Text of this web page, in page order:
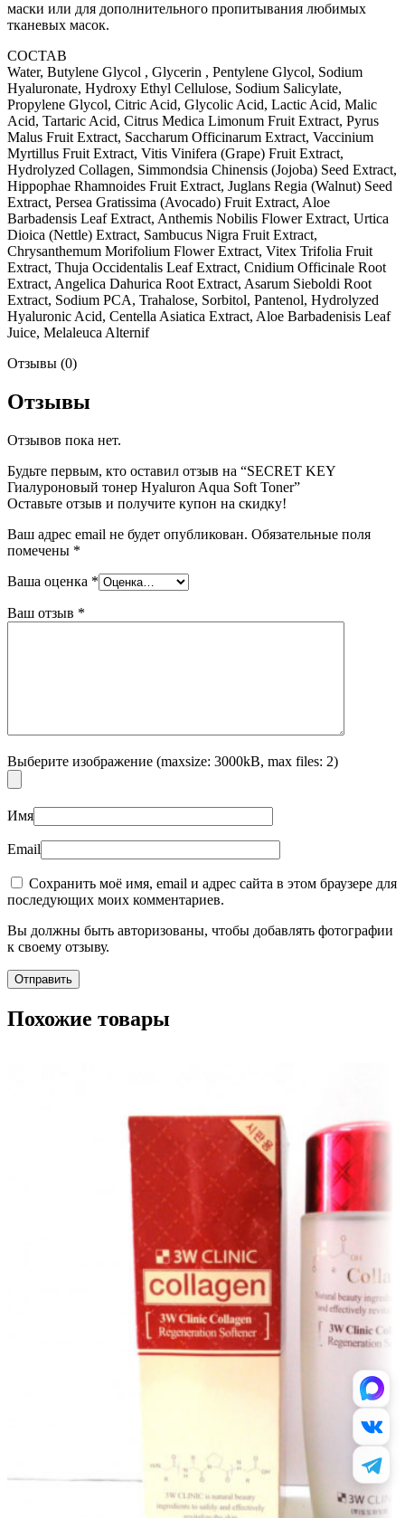
маски или для дополнительного пропитывания любимых
тканевых масок.
СОСТАВ
Water, Butylene Glycol , Glycerin , Pentylene Glycol, Sodium
Hyaluronate, Hydroxy Ethyl Cellulose, Sodium Salicylate,
Propylene Glycol, Citric Acid, Glycolic Acid, Lactic Acid, Malic
Acid, Tartaric Acid, Citrus Medica Limonum Fruit Extract, Pyrus
Malus Fruit Extract, Saccharum Officinarum Extract, Vaccinium
Myrtillus Fruit Extract, Vitis Vinifera (Grape) Fruit Extract,
Hydrolyzed Collagen, Simmondsia Chinensis (Jojoba) Seed Extract,
Hippophae Rhamnoides Fruit Extract, Juglans Regia (Walnut) Seed
Extract, Persea Gratissima (Avocado) Fruit Extract, Aloe
Barbadensis Leaf Extract, Anthemis Nobilis Flower Extract, Urtica
Dioica (Nettle) Extract, Sambucus Nigra Fruit Extract,
Chrysanthemum Morifolium Flower Extract, Vitex Trifolia Fruit
Extract, Thuja Occidentalis Leaf Extract, Cnidium Officinale Root
Extract, Angelica Dahurica Root Extract, Asarum Sieboldi Root
Extract, Sodium PCA, Trahalose, Sorbitol, Pantenol, Hydrolyzed
Hyaluronic Acid, Centella Asiatica Extract, Aloe Barbadenisis Leaf
Juice, Melaleuca Alternif
Отзывы (0)
Отзывы
Отзывов пока нет.
Будьте первым, кто оставил отзыв на “SECRET KEY
Гиалуроновый тонер Hyaluron Aqua Soft Toner”
Оставьте отзыв и получите купон на скидку!
Ваш адрес email не будет опубликован. Обязательные поля
помечены *
Ваша оценка *
Ваш отзыв *
Выберите изображение (maxsize: 3000kB, max files: 2)
Имя
Email
Сохранить моё имя, email и адрес сайта в этом браузере для
последующих моих комментариев.
Вы должны быть авторизованы, чтобы добавлять фотографии
к своему отзыву.
Похожие товары